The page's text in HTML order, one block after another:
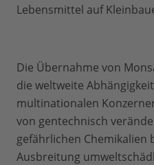
Lebensmittel auf
Die Übernahme von
die weltweite
multinationalen
von gentechnisch
gefährlichen
Ausbreitung